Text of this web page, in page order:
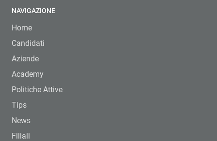
NAVIGAZIONE
Home
Candidati
Aziende
Academy
Politiche Attive
Tips
News
Filiali